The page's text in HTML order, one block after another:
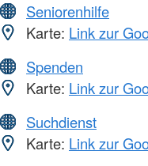
Seniorenhilfe
Karte: Link zur
Spenden
Karte: Link zur
Suchdienst
Karte: Link zur